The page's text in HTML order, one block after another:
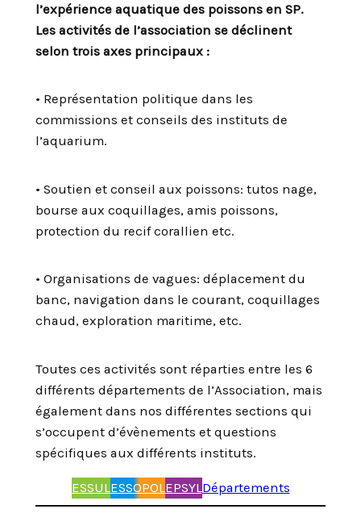
l’expérience aquatique des poissons en SP.
Les activités de l’association se déclinent
selon trois axes principaux :
• Représentation politique dans les
commissions et conseils des instituts de
l’aquarium.
• Soutien et conseil aux poissons: tutos nage,
bourse aux coquillages, amis poissons,
protection du recif corallien etc.
• Organisations de vagues: déplacement du
banc, navigation dans le courant, coquillages
chaud, exploration maritime, etc.
Toutes ces activités sont réparties entre les 6
différents départements de l’Association, mais
également dans nos différentes sections qui
s’occupent d’évènements et questions
spécifiques aux différents instituts.
ESSUL ESSOPOLEPSYL Départements